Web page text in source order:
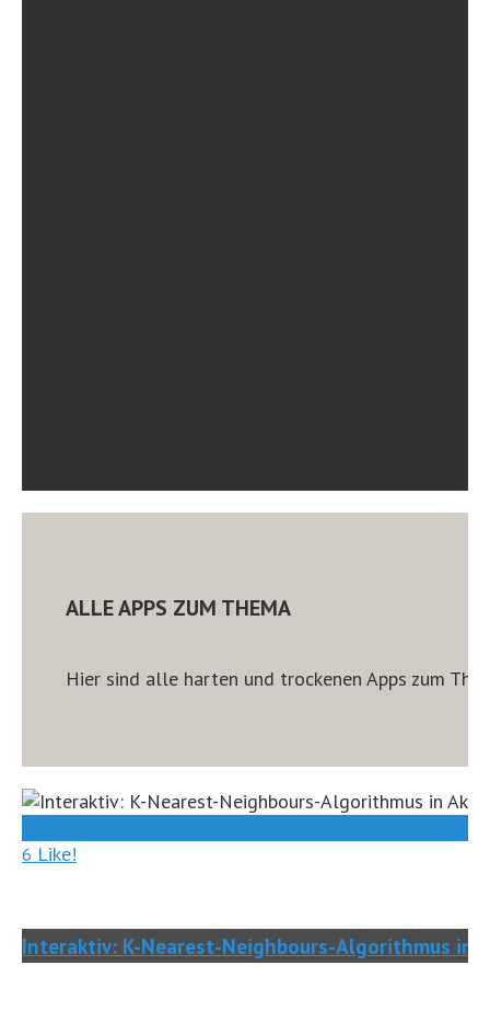
ALLE APPS ZUM THEMA
Hier sind alle harten und trockenen Apps zum
6 Like!
Interaktiv: K-Nearest-Neighbours-Algorithmus in